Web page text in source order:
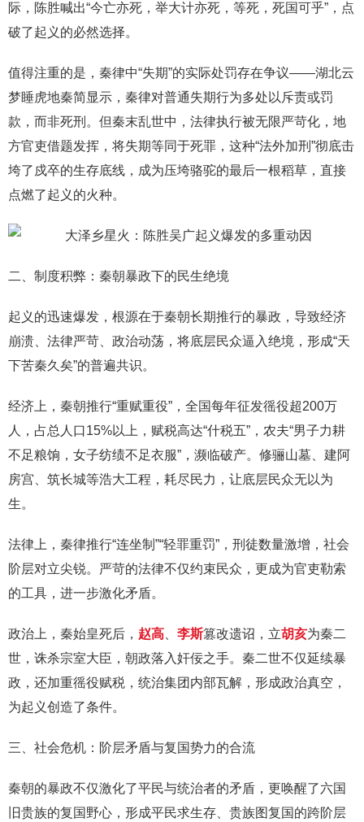
际，陈胜喊出“今亡亦死，举大计亦死，等死，死国可乎”，点
破了起义的必然选择。
值得注重的是，秦律中“失期”的实际处罚存在争议——湖北云
梦睡虎地秦简显示，秦律对普通失期行为多处以斥责或罚
款，而非死刑。但秦末乱世中，法律执行被无限严苛化，地
方官吏借题发挥，将失期等同于死罪，这种“法外加刑”彻底击
垮了戍卒的生存底线，成为压垮骆驼的最后一根稻草，直接
点燃了起义的火种。
二、制度积弊：秦朝暴政下的民生绝境
起义的迅速爆发，根源在于秦朝长期推行的暴政，导致经济
崩溃、法律严苛、政治动荡，将底层民众逼入绝境，形成“天
下苦秦久矣”的普遍共识。
经济上，秦朝推行“重赋重役”，全国每年征发徭役超200万
人，占总人口15%以上，赋税高达“什税五”，农夫“男子力耕
不足粮饷，女子纺绩不足衣服”，濒临破产。修骊山墓、建阿
房宫、筑长城等浩大工程，耗尽民力，让底层民众无以为
生。
法律上，秦律推行“连坐制”“轻罪重罚”，刑徒数量激增，社会
阶层对立尖锐。严苛的法律不仅约束民众，更成为官吏勒索
的工具，进一步激化矛盾。
政治上，秦始皇死后， 赵高 李斯篡改遗诏，立胡亥为秦二
世，诛杀宗室大臣，朝政落入奸佞之手。秦二世不仅延续暴
政，还加重徭役赋税，统治集团内部瓦解，形成政治真空，
为起义创造了条件。
三、社会危机：阶层矛盾与复国势力的合流
秦朝的暴政不仅激化了平民与统治者的矛盾，更唤醒了六国
旧贵族的复国野心，形成平民求生存、贵族图复国的跨阶层